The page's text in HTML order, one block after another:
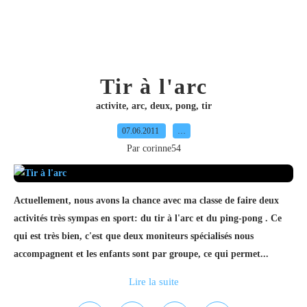
Tir à l'arc
activite, arc, deux, pong, tir
07.06.2011 …
Par corinne54
Actuellement, nous avons la chance avec ma classe de faire deux
activités très sympas en sport: du tir à l'arc et du ping-pong . Ce
qui est très bien, c'est que deux moniteurs spécialisés nous
accompagnent et les enfants sont par groupe, ce qui permet...
Lire la suite